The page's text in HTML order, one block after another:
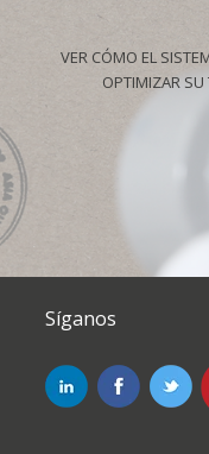
VER CÓMO EL
OPTIMIZAR SU
Síganos